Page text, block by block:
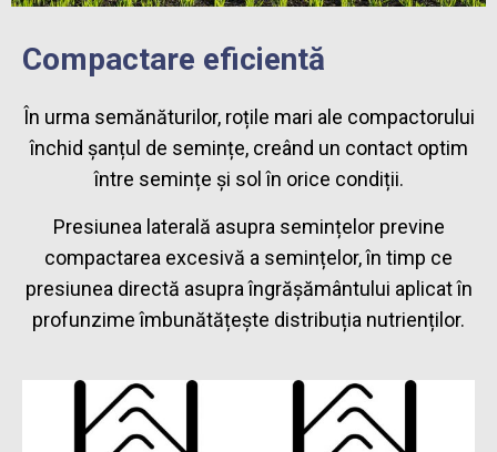
Compactare eficientă
În urma semănăturilor, roțile mari ale compactorului
închid șanțul de semințe, creând un contact optim
între semințe și sol în orice condiții.
Presiunea laterală asupra semințelor previne
compactarea excesivă a semințelor, în timp ce
presiunea directă asupra îngrășământului aplicat în
profunzime îmbunătățește distribuția nutrienților.